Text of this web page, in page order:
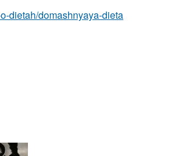
dietah/domashnyaya-dieta